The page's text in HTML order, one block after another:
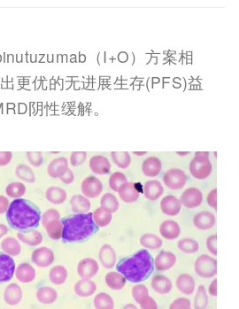
（I+O）方案相
更优的无进展生存(PFS)益
阴性缓解。